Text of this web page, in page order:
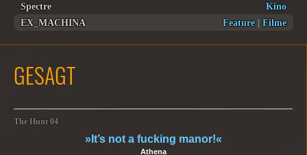
Spectre
Kino
EX_MACHINA
Feature| Filme
GESAGT
The Hunt 04
»It’s not a fucking manor!«
Athena